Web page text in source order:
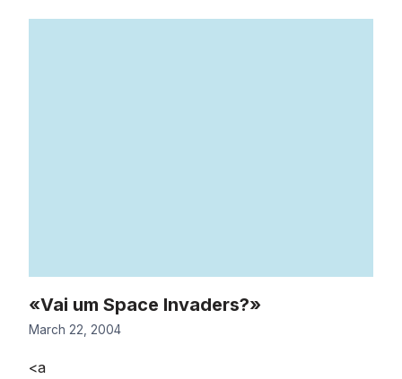
«Vai um Space Invaders?»
March 22, 2004
<a